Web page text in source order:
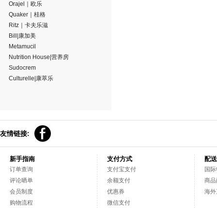
Orajel｜欧乐
Quaker｜桂格
Ritz｜卡夫乐滋
Bill|康加美
Metamucil
Nutrition House|营养房
Sudocrem
Culturelle|康萃乐
友情链接:
新手指南
订单查询
评论晒单
会员制度
购物流程
支付方式
支付宝支付
余额支付
优惠券
微信支付
配
国
商
海